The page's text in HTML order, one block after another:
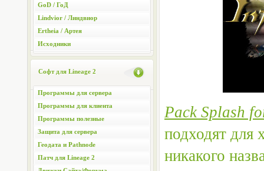
GoD / ГоД
Lindvior / Линдвиор
Ertheia / Артея
Исходники
Софт для Lineage 2
Программы для сервера
Программы для клиента
Программы полезные
Защита для сервера
Геодата и Pathnode
Патч для Lineage 2
Pack Splash
подходят для
никакого